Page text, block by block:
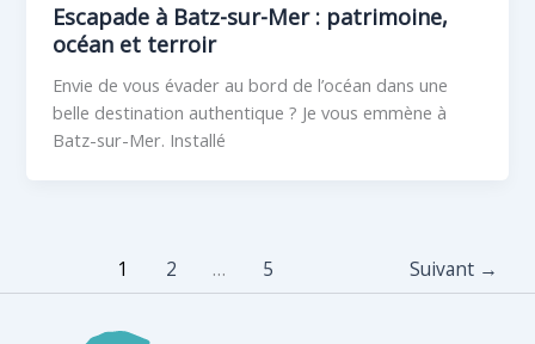
Escapade à Batz-sur-Mer : patrimoine,
océan et terroir
Envie de vous évader au bord de l’océan dans une
belle destination authentique ? Je vous emmène à
Batz-sur-Mer. Installé
1 2 … 5 Suivant →